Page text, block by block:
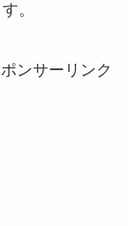
。
ンサーリンク